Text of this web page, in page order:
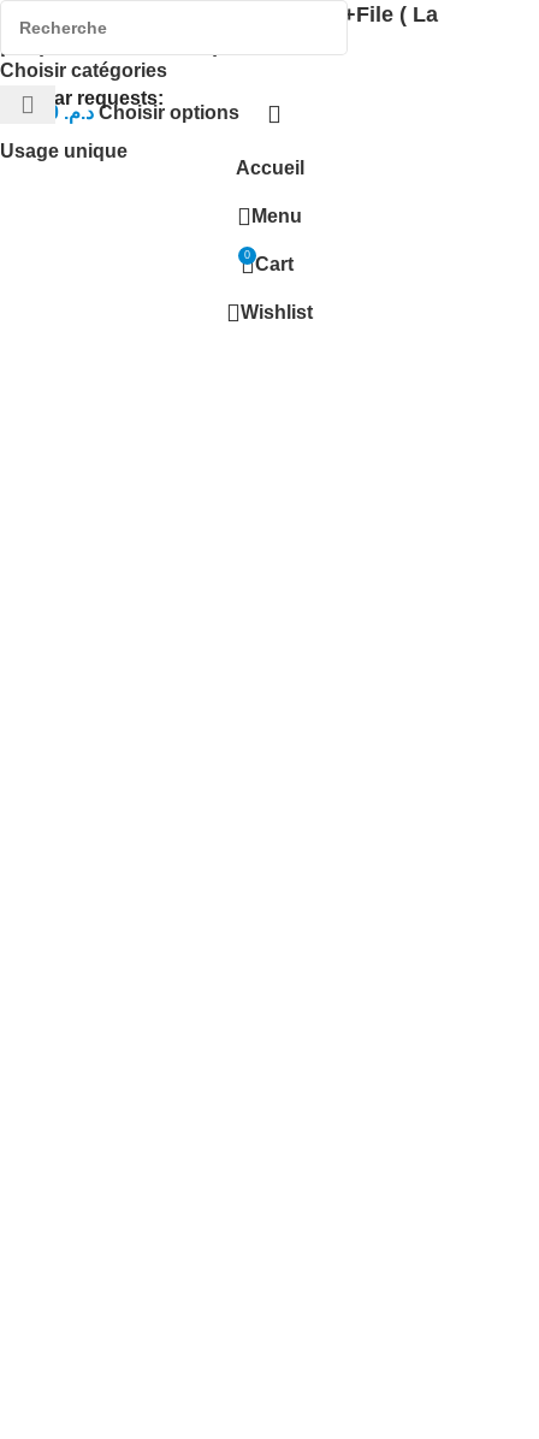
Choisir catégories
Popular requests:
Usage unique
Instrument canalaire mécanisé W+File ( La
د.م. Choisir options
Accueil
Menu
0 Cart
Wishlist